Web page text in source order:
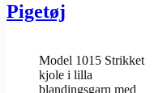
Pigetøj
Model 1015 Strikket
kjole i lilla
blandingsgarn med